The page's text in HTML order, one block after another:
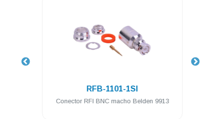
RFB-1101-1SI
Conector RFI BNC macho Belden 9913